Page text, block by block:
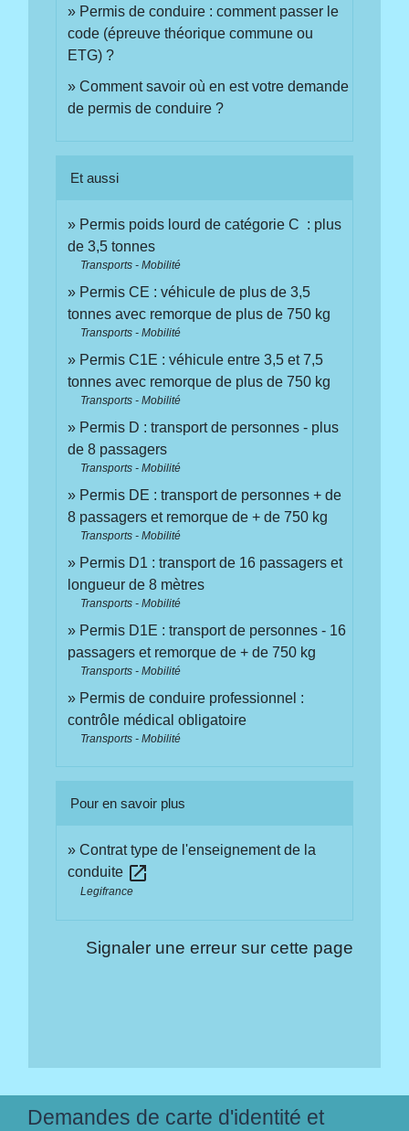
Permis de conduire : comment passer le
code (épreuve théorique commune ou
ETG) ?
Comment savoir où en est votre demande
de permis de conduire ?
Et aussi
Permis poids lourd de catégorie C : plus
de 3,5 tonnes
Transports - Mobilité
Permis CE : véhicule de plus de 3,5
tonnes avec remorque de plus de 750 kg
Transports - Mobilité
Permis C1E : véhicule entre 3,5 et 7,5
tonnes avec remorque de plus de 750 kg
Transports - Mobilité
Permis D : transport de personnes - plus
de 8 passagers
Transports - Mobilité
Permis DE : transport de personnes + de
8 passagers et remorque de + de 750 kg
Transports - Mobilité
Permis D1 : transport de 16 passagers et
longueur de 8 mètres
Transports - Mobilité
Permis D1E : transport de personnes - 16
passagers et remorque de + de 750 kg
Transports - Mobilité
Permis de conduire professionnel :
contrôle médical obligatoire
Transports - Mobilité
Pour en savoir plus
Contrat type de l'enseignement de la
conduite open_in_new
Legifrance
Signaler une erreur sur cette page
Demandes de carte d'identité et